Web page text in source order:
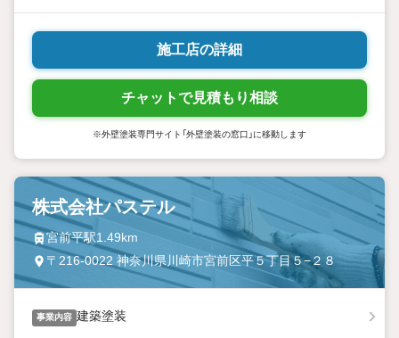
施工店の詳細
チャットで見積もり相談
※外壁塗装専門サイト「外壁塗装の窓口」に移動します
株式会社パステル
宮前平駅1.49km
〒216-0022 神奈川県川崎市宮前区平５丁目５−２８
事業内容 建築塗装